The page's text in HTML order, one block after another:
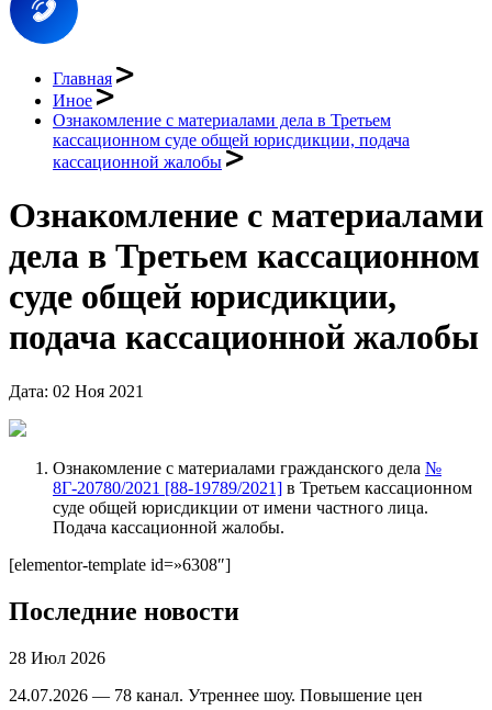
Главная
Иное
Ознакомление с материалами дела в Третьем
кассационном суде общей юрисдикции, подача
кассационной жалобы
Ознакомление с материалами
дела в Третьем кассационном
суде общей юрисдикции,
подача кассационной жалобы
Дата: 02 Ноя 2021
Ознакомление с материалами гражданского дела №
8Г-20780/2021 [88-19789/2021] в Третьем кассационном
суде общей юрисдикции от имени частного лица.
Подача кассационной жалобы.
[elementor-template id=»6308″]
Последние новости
28 Июл 2026
24.07.2026 — 78 канал. Утреннее шоу. Повышение цен